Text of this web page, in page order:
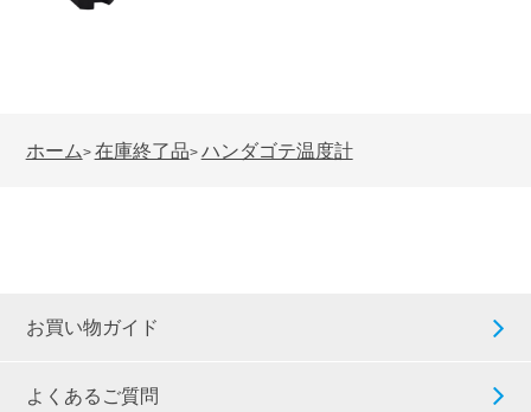
ホーム> 在庫終了品> ハンダゴテ温度計
お買い物ガイド
よくあるご質問